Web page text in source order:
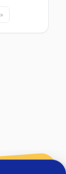
»